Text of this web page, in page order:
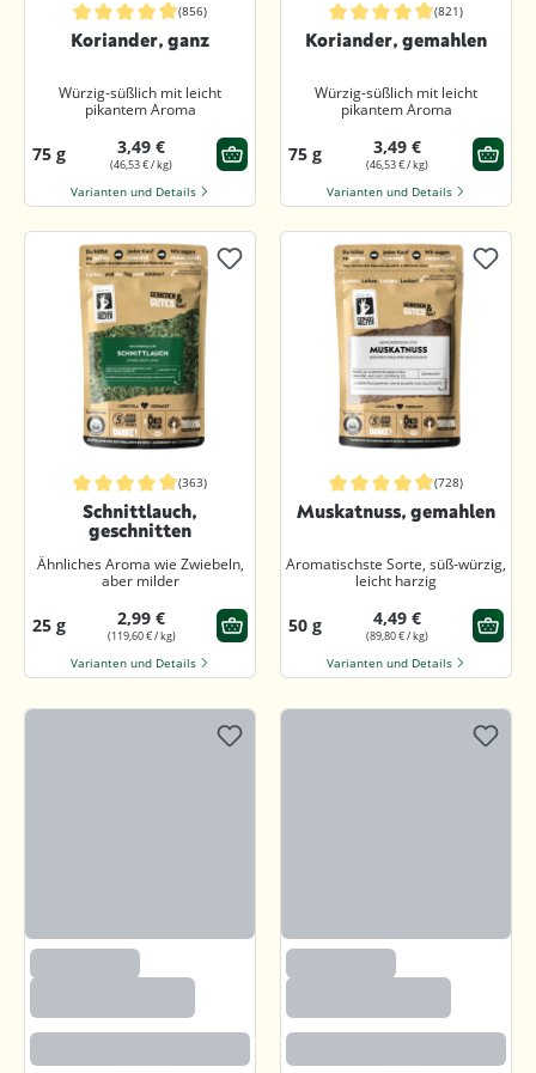
Durchschnittliche Bewertung von 4.9 von 5 Sternen
(856)
Koriander, ganz
Würzig-süßlich mit leicht
pikantem Aroma
75 g 3,49 €
(46,53 € / kg)
Varianten und Details
Durchschnittliche Bewertung von
(821)
Koriander, gemahlen
Würzig-süßlich mit leicht
pikantem Aroma
75 g 3,49 €
(46,53 € / kg)
Varianten und Details
Durchschnittliche Bewertung von 4.9 von 5 Sternen
(363)
Schnittlauch,
geschnitten
Ähnliches Aroma wie Zwiebeln,
aber milder
25 g 2,99 €
(119,60 € / kg)
Varianten und Details
Durchschnittliche Bewertung von
(728)
Muskatnuss, gemahlen
Aromatischste Sorte, süß-würzig,
leicht harzig
50 g 4,49 €
(89,80 € / kg)
Varianten und Details